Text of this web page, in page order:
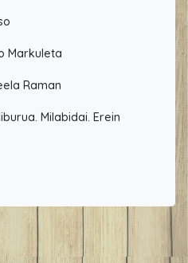
Markuleta
Raman
Milabidai. Erein